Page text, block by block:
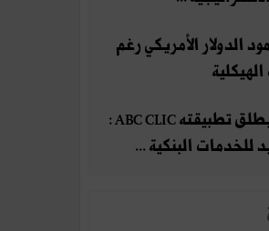
الدولار الأمريكي رغم
بنك ABC يطلق تطبيقته ABC CLIC :
للخدمات البنكية ...